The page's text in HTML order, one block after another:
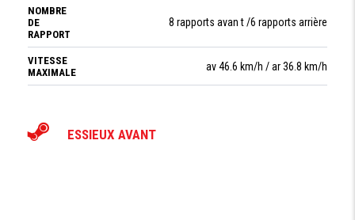
NOMBRE
DE
RAPPORT
8 rapports avan t /6 rapports arrière
VITESSE
MAXIMALE
av 46.6 km/h / ar 36.8 km/h
ESSIEUX AVANT